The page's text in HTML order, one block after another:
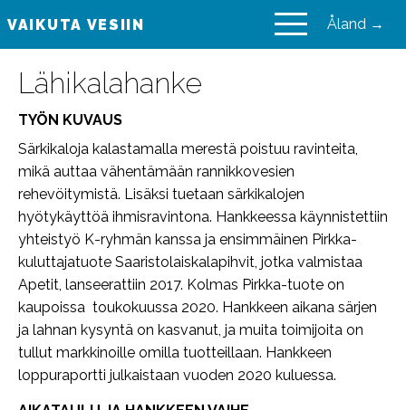
VAIKUTA VESIIN VAIKUTA VESIIN Åland →
Lähikalahanke
TYÖN KUVAUS
Särkikaloja kalastamalla merestä poistuu ravinteita,
mikä auttaa vähentämään rannikkovesien
rehevöitymistä. Lisäksi tuetaan särkikalojen
hyötykäyttöä ihmisravintona. Hankkeessa käynnistettiin
yhteistyö K-ryhmän kanssa ja ensimmäinen Pirkka-
kuluttajatuote Saaristolaiskalapihvit, jotka valmistaa
Apetit, lanseerattiin 2017. Kolmas Pirkka-tuote on
kaupoissa toukokuussa 2020. Hankkeen aikana särjen
ja lahnan kysyntä on kasvanut, ja muita toimijoita on
tullut markkinoille omilla tuotteillaan. Hankkeen
loppuraportti julkaistaan vuoden 2020 kuluessa.